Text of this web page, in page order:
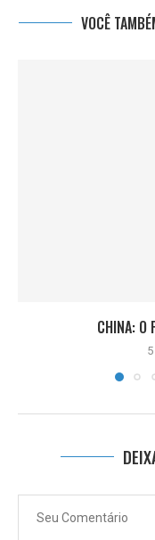
VOCÊ
CHINA: O